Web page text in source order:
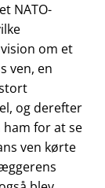
NATO-
om et
ven, en
og derefter
for at se
ven kørte